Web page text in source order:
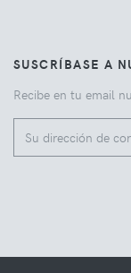
SUSCRÍBASE A
Recibe en tu email